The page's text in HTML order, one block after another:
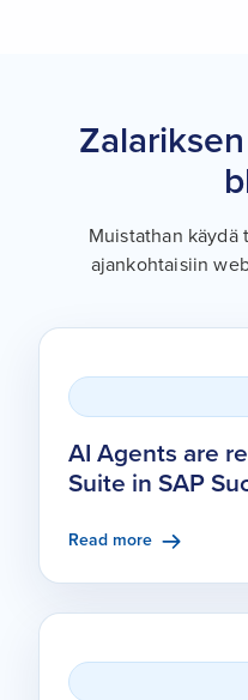
Muistathan käydä
ajankohtaisiin
AI Agents are
Suite in SAP
Read more